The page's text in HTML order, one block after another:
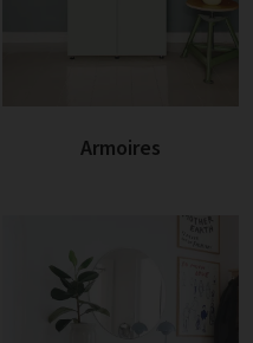
Armoires